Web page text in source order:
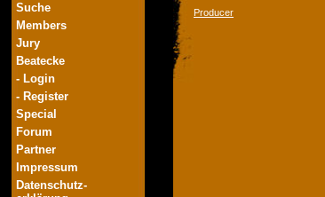
Suche
Members
Jury
Beatecke
- Login
- Register
Special
Forum
Partner
Impressum
Datenschutz-
Producer